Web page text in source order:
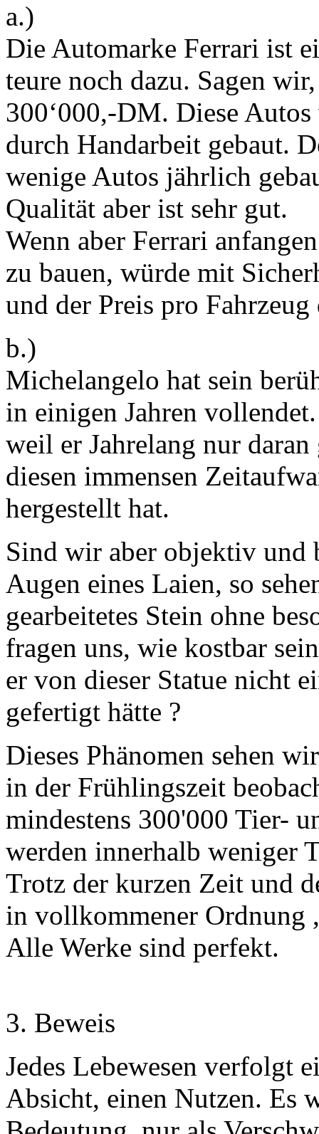
a.)
Die Automarke Ferrari ist
teure noch dazu. Sagen
300‘000,-DM. Diese
durch Handarbeit gebaut.
wenige Autos jährlich
Qualität aber ist sehr gut.
Wenn aber Ferrari
zu bauen, würde mit
und der Preis pro
b.)
Michelangelo hat sein
in einigen Jahren
weil er Jahrelang nur
diesen immensen
hergestellt hat.
Sind wir aber objektiv und
Augen eines Laien, so
gearbeitetes Stein ohne
fragen uns, wie kostbar
er von dieser Statue nicht
gefertigt hätte ?
Dieses Phänomen sehen
in der Frühlingszeit
mindestens 300'000 Tier-
werden innerhalb weniger
Trotz der kurzen Zeit und
in vollkommener Ordnung
Alle Werke sind perfekt.
3. Beweis
Jedes Lebewesen verfolgt
Absicht, einen Nutzen. Es